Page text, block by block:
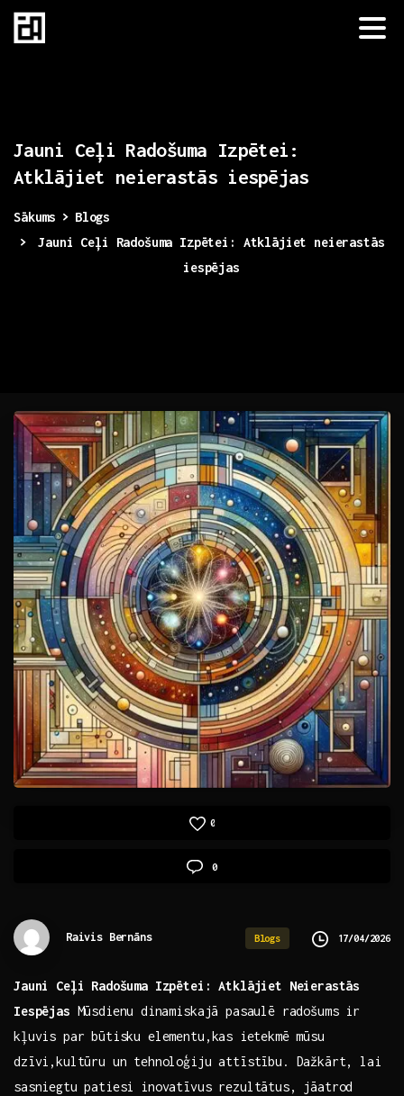
Jauni Ceļi Radošuma Izpētei:
Atklājiet neierastās iespējas
Sākums
Blogs
Jauni Ceļi Radošuma Izpētei: Atklājiet neierastās
iespējas
0
0
Raivis Bernāns Blogs 17/04/2026
Jauni Ceļi Radošuma Izpētei: Atklājiet Neierastās
Iespējas Mūsdienu ⁢dinamiskajā pasaulē radošums‍ ir
kļuvis par būtisku elementu,kas ⁣ietekmē mūsu
dzīvi,kultūru un ​tehnoloģiju attīstību. ‌Dažkārt, lai ​
sasniegtu patiesi inovatīvus rezultātus, jāatrod